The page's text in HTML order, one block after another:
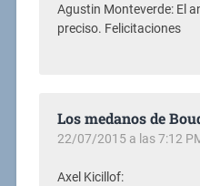
Agustin Monteverde: El
preciso. Felicitaciones
Los medanos de
22/07/2015 a las 7:12
Axel Kicillof: